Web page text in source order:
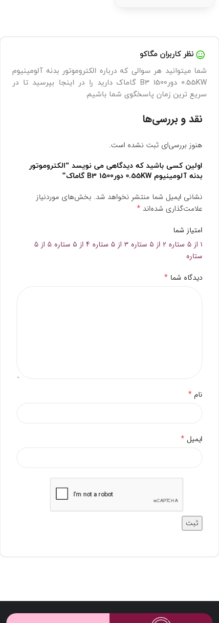
نظر کاربران مگاکو
شما میتوانید هر سوالی که درباره الکتروموتور بدنه آلومینیوم
0.55KW دور1500 B3 گاماک دارید را در اینجا بپرسید تا در
سریع ترین زمان پاسخگوی شما باشیم.
نقد و بررسی‌ها
هنوز بررسی‌ای ثبت نشده است.
اولین کسی باشید که دیدگاهی می نویسد “الکتروموتور
بدنه آلومینیوم 0.55KW دور1500 B3 گاماک”
نشانی ایمیل شما منتشر نخواهد شد. بخش‌های موردنیاز
علامت‌گذاری شده‌اند *
امتیاز شما
۱ از ۵ ستاره
۲ از ۵ ستاره ۳ از ۵ ستاره ۴ از ۵ ستاره
۵ از ۵
ستاره
دیدگاه شما *
نام *
ایمیل *